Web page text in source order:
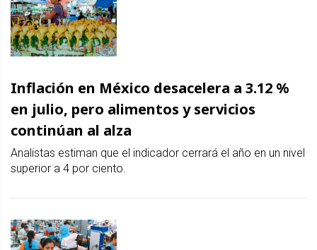
Inflación en México desacelera a 3.12 %
en julio, pero alimentos y servicios
continúan al alza
Analistas estiman que el indicador cerrará el año en un nivel
superior a 4 por ciento.